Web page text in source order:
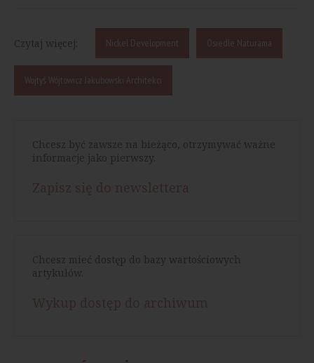
Czytaj więcej: Nickel Development Osiedle Naturama
Wojtyś Wójtowicz Jakubowski Architekci
Chcesz być zawsze na bieżąco, otrzymywać ważne
informacje jako pierwszy.
Chcesz mieć dostęp do bazy wartościowych
artykułów.